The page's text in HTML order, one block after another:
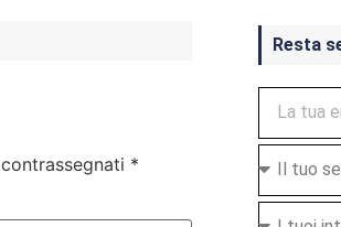
*
Resta